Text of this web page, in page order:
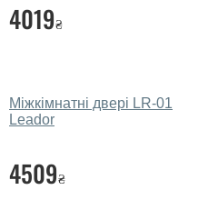
4019₴
Міжкімнатні двері LR-01
Leador
4509₴